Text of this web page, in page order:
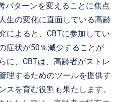
パターンを変えることに焦点
生の変化に直面している高齢
によると、CBTに参加してい
症状が50％減少することが
に、CBTは、高齢者がストレ
理するためのツールを提供す
スを育む役割も果たします。